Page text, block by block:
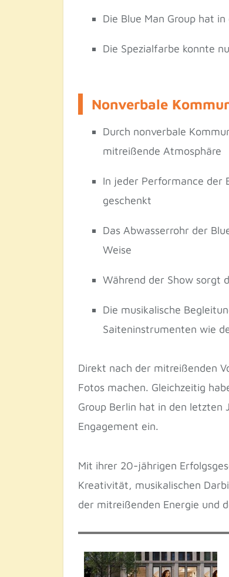
Die Blue Man Group hat
Die Spezialfarbe konnte
Nonverbale
Durch nonverbale
mitreißende Atmosphäre
In jeder Performance der
geschenkt
Das Abwasserrohr der
Weise
Während der Show sorgt
Die musikalische
Saiteninstrumenten wie
Direkt nach der mitreißenden
Fotos machen. Gleichzeitig
Group Berlin hat in den
Engagement ein.
Mit ihrer 20-jährigen
Kreativität, musikalischen
der mitreißenden Energie und